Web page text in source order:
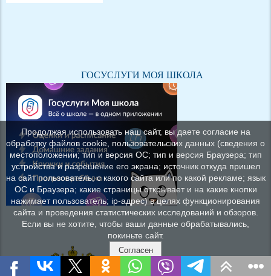
ГОСУСЛУГИ МОЯ ШКОЛА
Продолжая использовать наш сайт, вы даете согласие на
обработку файлов cookie, пользовательских данных (сведения о
местоположении; тип и версия ОС; тип и версия Браузера; тип
устройства и разрешение его экрана; источник откуда пришел
на сайт пользователь; с какого сайта или по какой рекламе; язык
ОС и Браузера; какие страницы открывает и на какие кнопки
нажимает пользователь; ip-адрес) в целях функционирования
сайта и проведения статистических исследований и обзоров.
Если вы не хотите, чтобы ваши данные обрабатывались,
покиньте сайт.
Согласен